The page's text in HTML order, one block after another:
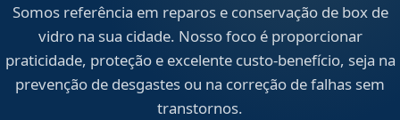
Somos referência em reparos e conservação de box de
vidro na sua cidade. Nosso foco é proporcionar
praticidade, proteção e excelente custo-benefício, seja na
prevenção de desgastes ou na correção de falhas sem
transtornos.